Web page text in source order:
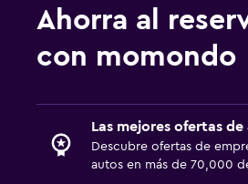
Ahorra al
con momondo
Las mejores ofertas
Descubre ofertas de
autos en más de 70,000